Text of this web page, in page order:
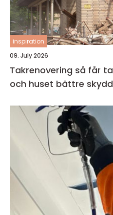
inspiration
09. July 2026
Takrenovering så får taket längre livslängd
och huset bättre skydd